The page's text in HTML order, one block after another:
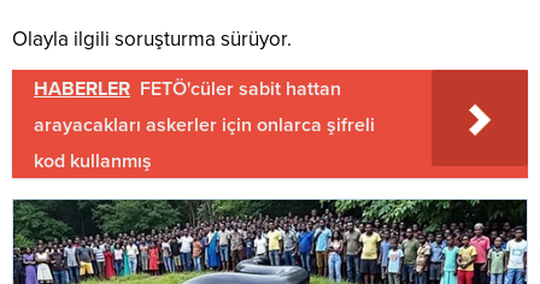
Olayla ilgili soruşturma sürüyor.
HABERLER FETÖ'cüler sabit hattan
arayacakları askerler için onlarca şifreli
kod kullanmış